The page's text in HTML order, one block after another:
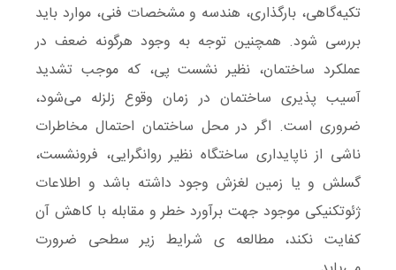
تکیه‌گاهی، بارگذاری، هندسه و مشخصات فنی، موارد باید
بررسی شود. همچنین توجه به وجود هرگونه ضعف در
عملکرد ساختمان، نظیر نشست پی، که موجب تشدید
آسیب پذیری ساختمان در زمان وقوع زلزله می‌شود،
ضروری است. اگر در محل ساختمان احتمال مخاطرات
ناشی از ناپایداری ساختگاه نظیر روانگرایی، فرونشست،
گسلش و یا زمین لغزش وجود داشته باشد و اطلاعات
ژئوتکنیکی موجود جهت برآورد خطر و مقابله با کاهش آن
کفایت نکند، مطالعه ی شرایط زیر سطحی ضرورت